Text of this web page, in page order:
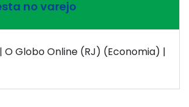
no varejo
O Globo Online (RJ) (Economia) |